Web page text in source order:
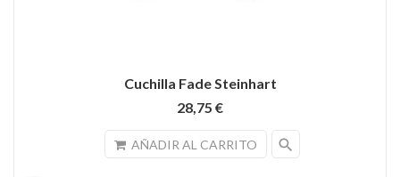
Cuchilla Fade Steinhart
28,75 €
AÑADIR AL CARRITO search